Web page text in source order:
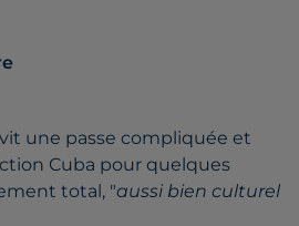
une passe compliquée et
Cuba pour quelques
total, "aussi bien culturel